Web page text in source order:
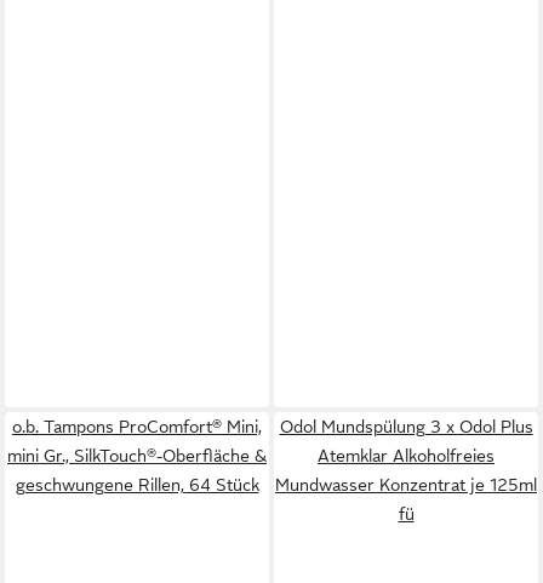
o.b. Tampons ProComfort® Mini,
mini Gr., SilkTouch®-Oberfläche &
geschwungene Rillen, 64 Stück
Odol Mundspülung 3 x Odol Plus
Atemklar Alkoholfreies
Mundwasser Konzentrat je 125ml
fü